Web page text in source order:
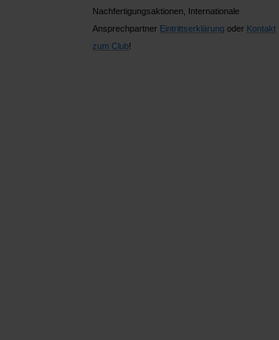
Nachfertigungsaktionen, Internationale
Ansprechpartner Eintrittserklärung oder Kontakt
zum Club!